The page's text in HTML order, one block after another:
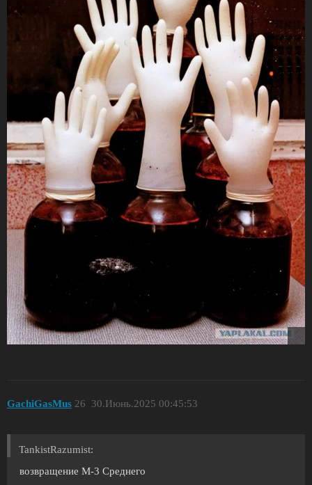
GachiGasMus 30.Июнь.2025 00:45:53
26
TankistRazumist:
возвращение М-3 Среднего